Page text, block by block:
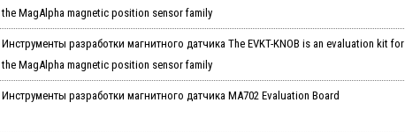
the MagAlpha magnetic position sensor family
Инструменты разработки магнитного датчика The EVKT-KNOB is an evaluation kit for
the MagAlpha magnetic position sensor family
Инструменты разработки магнитного датчика MA702 Evaluation Board